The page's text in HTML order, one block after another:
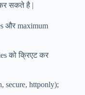
सकते है |
और maximum
को क्रिएट कर
secure, httponly);